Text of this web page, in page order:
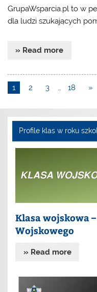
GrupaWsparcia.pl to w
dla ludzi szukających
» Read more
1 2 3 … 18 »
Profile klas w roku
Klasa wojskowa
Wojskowego
» Read more